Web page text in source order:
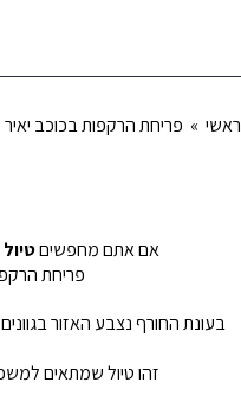
ראשי » פריחת הרקפות בכוכב
אם אתם מחפשים
פריחת
בעונת החורף נצבע האזור
זהו טיול שמתאים